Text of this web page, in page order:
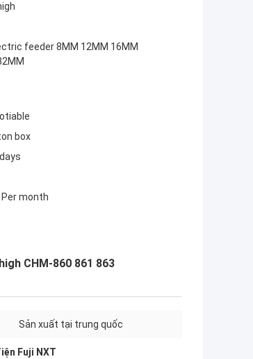
feeder 8MM 12MM 16MM
box
month
CHM-860 861 863
Sản xuất tại trung quốc
Fuji NXT